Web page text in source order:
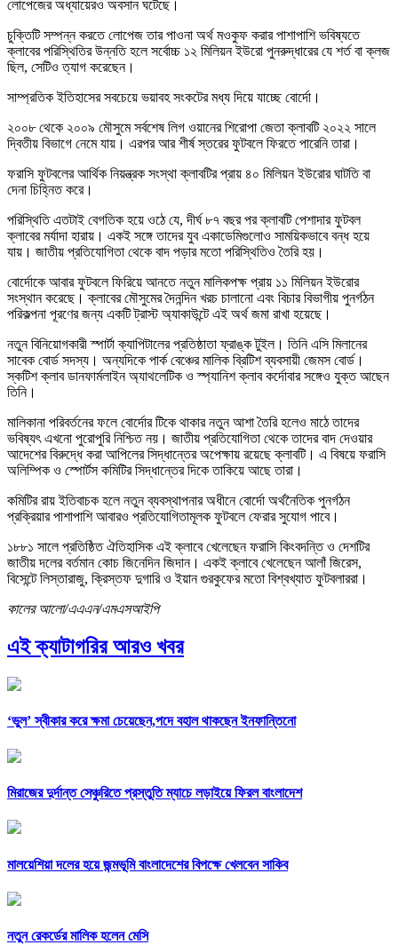
লোপেজের অধ্যায়েরও অবসান ঘটেছে।
চুক্তিটি সম্পন্ন করতে লোপেজ তার পাওনা অর্থ মওকুফ করার পাশাপাশি ভবিষ্যতে
ক্লাবের পরিস্থিতির উন্নতি হলে সর্বোচ্চ ১২ মিলিয়ন ইউরো পুনরুদ্ধারের যে শর্ত বা ক্লজ
ছিল, সেটিও ত্যাগ করেছেন।
সাম্প্রতিক ইতিহাসের সবচেয়ে ভয়াবহ সংকটের মধ্য দিয়ে যাচ্ছে বোর্দো।
২০০৮ থেকে ২০০৯ মৌসুমে সর্বশেষ লিগ ওয়ানের শিরোপা জেতা ক্লাবটি ২০২২ সালে
দ্বিতীয় বিভাগে নেমে যায়। এরপর আর শীর্ষ স্তরের ফুটবলে ফিরতে পারেনি তারা।
ফরাসি ফুটবলের আর্থিক নিয়ন্ত্রক সংস্থা ক্লাবটির প্রায় ৪০ মিলিয়ন ইউরোর ঘাটতি বা
দেনা চিহ্নিত করে।
পরিস্থিতি এতটাই বেগতিক হয়ে ওঠে যে, দীর্ঘ ৮৭ বছর পর ক্লাবটি পেশাদার ফুটবল
ক্লাবের মর্যাদা হারায়। একই সঙ্গে তাদের যুব একাডেমিগুলোও সাময়িকভাবে বন্ধ হয়ে
যায়। জাতীয় প্রতিযোগিতা থেকে বাদ পড়ার মতো পরিস্থিতিও তৈরি হয়।
বোর্দোকে আবার ফুটবলে ফিরিয়ে আনতে নতুন মালিকপক্ষ প্রায় ১১ মিলিয়ন ইউরোর
সংস্থান করেছে। ক্লাবের মৌসুমের দৈনন্দিন খরচ চালানো এবং বিচার বিভাগীয় পুনর্গঠন
পরিকল্পনা পূরণের জন্য একটি ট্রাস্ট অ্যাকাউন্টে এই অর্থ জমা রাখা হয়েছে।
নতুন বিনিয়োগকারী স্পার্টা ক্যাপিটালের প্রতিষ্ঠাতা ফ্রাঙ্ক টুইল। তিনি এসি মিলানের
সাবেক বোর্ড সদস্য। অন্যদিকে পার্ক বেঞ্চের মালিক ব্রিটিশ ব্যবসায়ী জেমস বোর্ড।
স্কটিশ ক্লাব ডানফার্মলাইন অ্যাথলেটিক ও স্প্যানিশ ক্লাব কর্দোবার সঙ্গেও যুক্ত আছেন
তিনি।
মালিকানা পরিবর্তনের ফলে বোর্দোর টিকে থাকার নতুন আশা তৈরি হলেও মাঠে তাদের
ভবিষ্যৎ এখনো পুরোপুরি নিশ্চিত নয়। জাতীয় প্রতিযোগিতা থেকে তাদের বাদ দেওয়ার
আদেশের বিরুদ্ধে করা আপিলের সিদ্ধান্তের অপেক্ষায় রয়েছে ক্লাবটি। এ বিষয়ে ফরাসি
অলিম্পিক ও স্পোর্টস কমিটির সিদ্ধান্তের দিকে তাকিয়ে আছে তারা।
কমিটির রায় ইতিবাচক হলে নতুন ব্যবস্থাপনার অধীনে বোর্দো অর্থনৈতিক পুনর্গঠন
প্রক্রিয়ার পাশাপাশি আবারও প্রতিযোগিতামূলক ফুটবলে ফেরার সুযোগ পাবে।
১৮৮১ সালে প্রতিষ্ঠিত ঐতিহাসিক এই ক্লাবে খেলেছেন ফরাসি কিংবদন্তি ও দেশটির
জাতীয় দলের বর্তমান কোচ জিনেদিন জিদান। একই ক্লাবে খেলেছেন আলাঁ জিরেস,
বিসেন্টে লিস্তারাজু, ক্রিস্তফ দুগারি ও ইয়ান গুরকুফের মতো বিশ্বখ্যাত ফুটবলাররা।
কালের আলো/এএএন/এমএসআইপি
এই ক্যাটাগরির আরও খবর
‘ভুল’ স্বীকার করে ক্ষমা চেয়েছেন,পদে বহাল থাকছেন ইনফান্তিনো
মিরাজের দুর্দান্ত সেঞ্চুরিতে প্রস্তুতি ম্যাচে লড়াইয়ে ফিরল বাংলাদেশ
মালয়েশিয়া দলের হয়ে জন্মভূমি বাংলাদেশের বিপক্ষে খেলবেন সাকিব
নতুন রেকর্ডের মালিক হলেন মেসি